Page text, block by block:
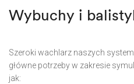
Wybuchy i
Szeroki wachlarz naszych
główne potrzeby w zakresie
jak: